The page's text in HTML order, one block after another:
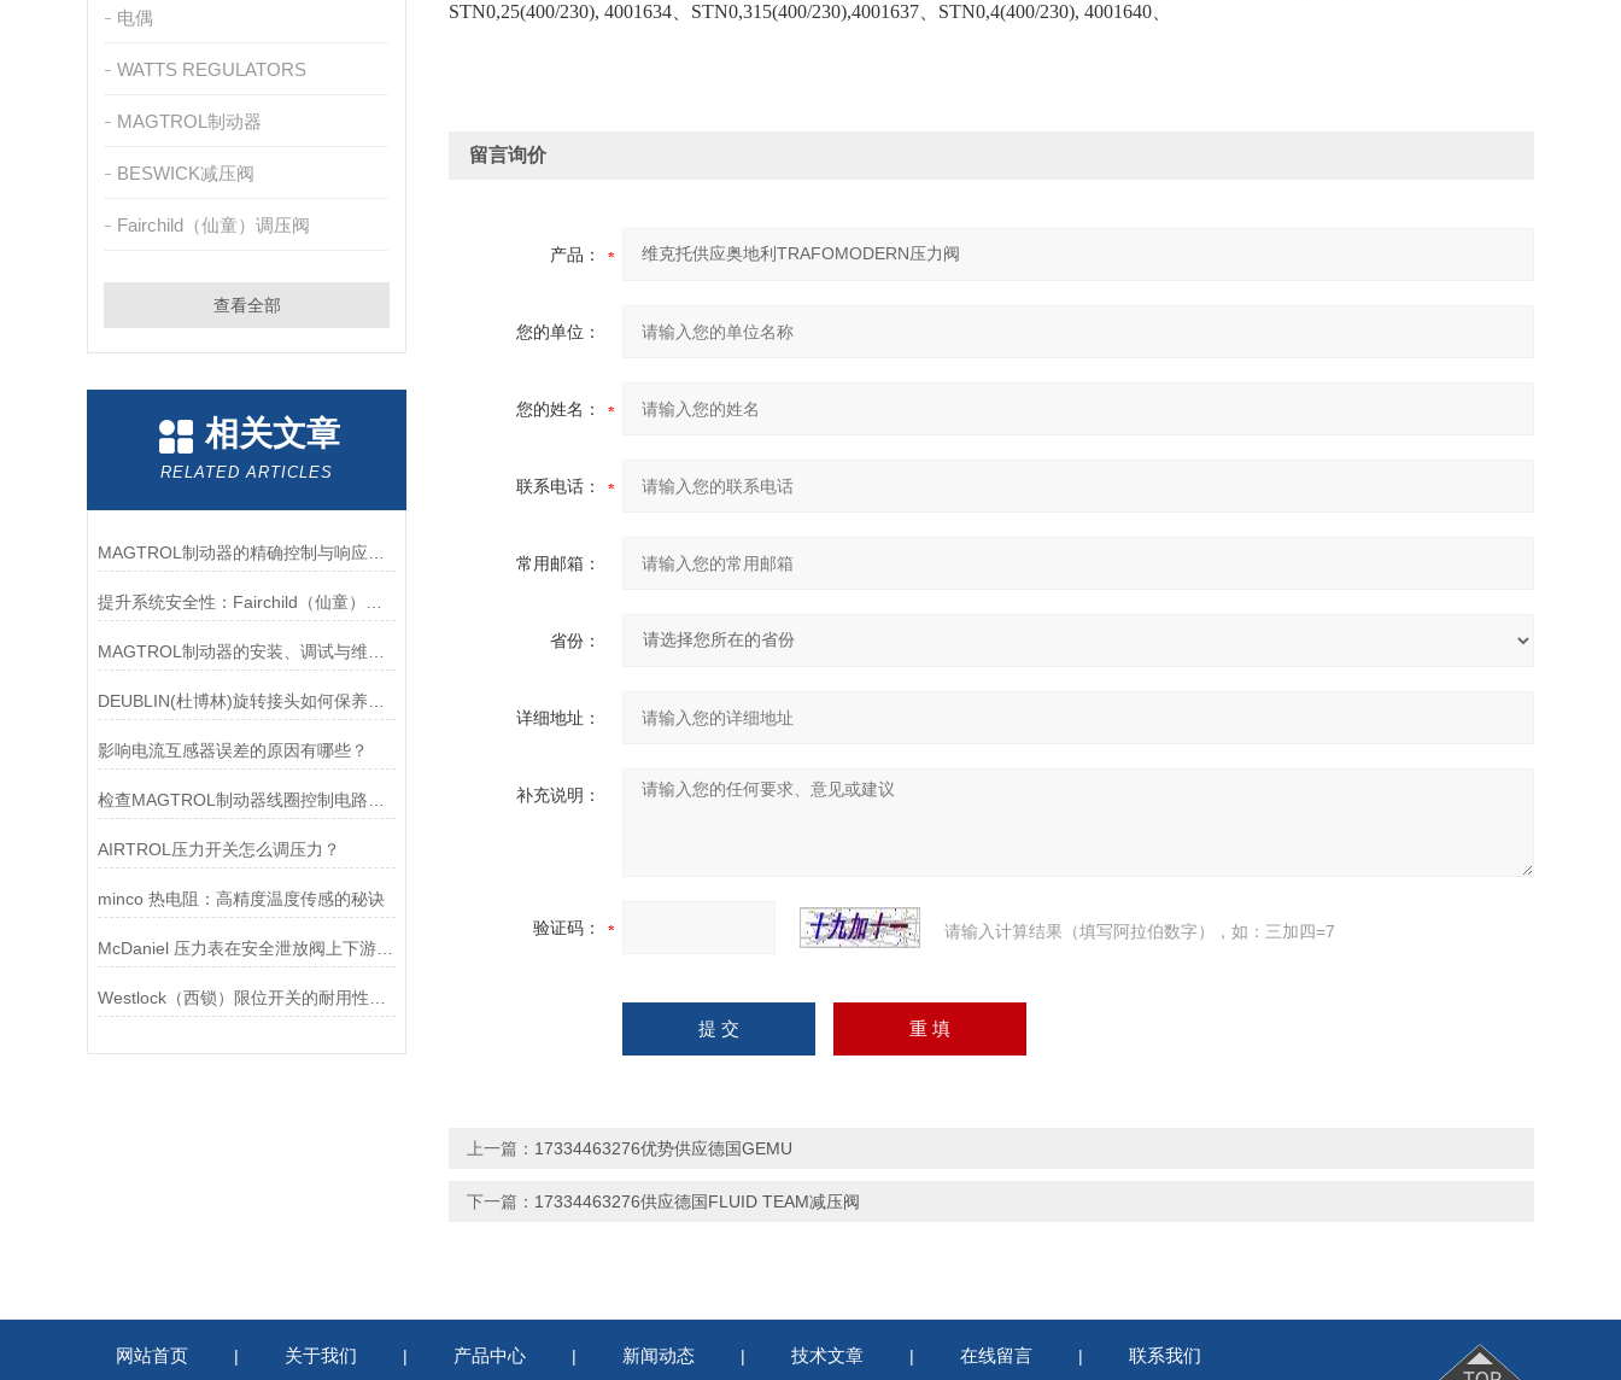
电偶
WATTS REGULATORS
MAGTROL制动器
BESWICK减压阀
Fairchild（仙童）调压阀
查看全部
相关文章
RELATED ARTICLES
DEUBLIN(杜博林)旋转接头如何保养？需要注意哪些事项？
影响电流互感器误差的原因有哪些？
AIRTROL压力开关怎么调压力？
minco 热电阻：高精度温度传感的秘诀
McDaniel 压力表在安全泄放阀上下游压力监测中的应用
STN0,25(400/230), 4001634、STN0,315(400/230),4001637、STN0,4(400/230), 4001640、
留言询价
产品：
您的单位：
您的姓名：
联系电话：
常用邮箱：
省份：
详细地址：
补充说明：
验证码： 请输入计算结果（填写阿拉伯数字），如：三加四=7
上一篇： 17334463276优势供应德国GEMU
下一篇： 17334463276供应德国FLUID TEAM减压阀
网站首页 | 关于我们 | 产品中心 | 新闻动态 | 技术文章 | 在线留言 | 联系我们